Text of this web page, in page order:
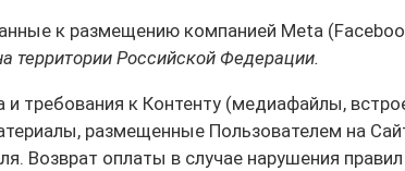
к размещению компанией Meta
территории Российской Федерации.
требования к Контенту (медиафайлы,
размещенные Пользователем на
Возврат оплаты в случае нарушения